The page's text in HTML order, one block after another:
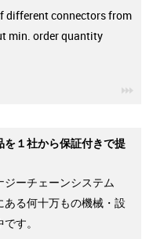
different connectors from
min. order quantity
を１社から保証付きで提
ジーチェーンシステム
ある何十万もの機械・設
す。